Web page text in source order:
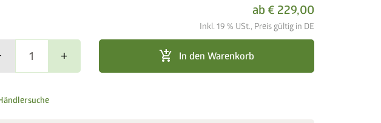
ab € 229,00
Inkl. 19 % USt., Preis gültig in DE
add add_shopping_cart In den Warenkorb